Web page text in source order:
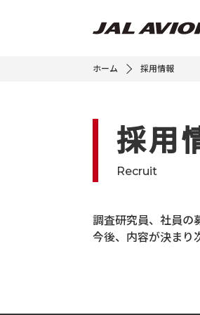
ホーム 採用情報
採用
Recruit
調査研究員、社員の
今後、内容が決まり